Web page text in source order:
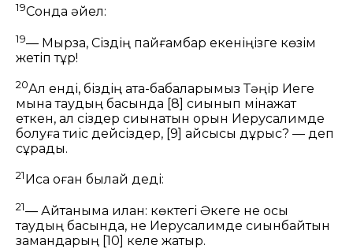
19Сонда әйел:
19— Мырза, Сіздің пайғамбар екеніңізге көзім
жетіп тұр!
20Ал енді, біздің ата-бабаларымыз Тәңір Иеге
мына таудың басында [8] сиынып мінажат
еткен, ал сіздер сиынатын орын Иерусалимде
болуға тиіс дейсіздер, [9] қайсысы дұрыс? — деп
сұрады.
21 Иса оған былай деді:
21— Айтқаныма илан: көктегі Әкеге не осы
таудың басында, не Иерусалимде сиынбайтын
замандарың [10] келе жатыр.